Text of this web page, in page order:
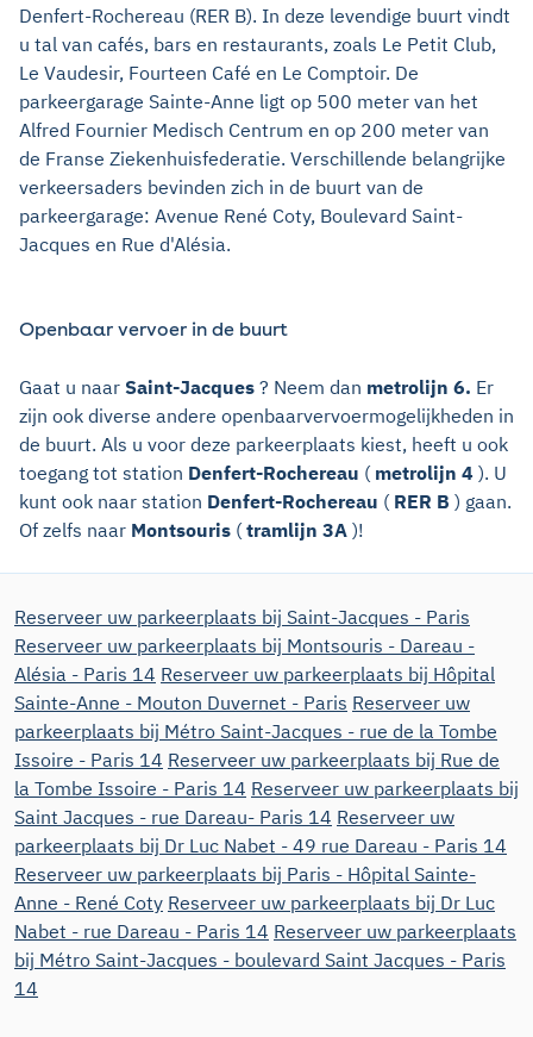
Denfert-Rochereau (RER B). In deze levendige buurt vindt
u tal van cafés, bars en restaurants, zoals Le Petit Club,
Le Vaudesir, Fourteen Café en Le Comptoir. De
parkeergarage Sainte-Anne ligt op 500 meter van het
Alfred Fournier Medisch Centrum en op 200 meter van
de Franse Ziekenhuisfederatie. Verschillende belangrijke
verkeersaders bevinden zich in de buurt van de
parkeergarage: Avenue René Coty, Boulevard Saint-
Jacques en Rue d'Alésia.
Openbaar vervoer in de buurt
Gaat u naar Saint-Jacques ? Neem dan metrolijn 6. Er
zijn ook diverse andere openbaarvervoermogelijkheden in
de buurt. Als u voor deze parkeerplaats kiest, heeft u ook
toegang tot station Denfert-Rochereau ( metrolijn 4 ). U
kunt ook naar station Denfert-Rochereau ( RER B ) gaan.
Of zelfs naar Montsouris (tramlijn 3A )!
Reserveer uw parkeerplaats bij Saint-Jacques - Paris
Reserveer uw parkeerplaats bij Montsouris - Dareau -
Alésia - Paris 14 Reserveer uw parkeerplaats bij Hôpital
Sainte-Anne - Mouton Duvernet - Paris Reserveer uw
parkeerplaats bij Métro Saint-Jacques - rue de la Tombe
Issoire - Paris 14 Reserveer uw parkeerplaats bij Rue de
la Tombe Issoire - Paris 14 Reserveer uw parkeerplaats bij
Saint Jacques - rue Dareau- Paris 14 Reserveer uw
parkeerplaats bij Dr Luc Nabet - 49 rue Dareau - Paris 14
Reserveer uw parkeerplaats bij Paris - Hôpital Sainte-
Anne - René Coty Reserveer uw parkeerplaats bij Dr Luc
Nabet - rue Dareau - Paris 14 Reserveer uw parkeerplaats
bij Métro Saint-Jacques - boulevard Saint Jacques - Paris
14